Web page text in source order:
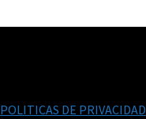
POLITICAS DE PRIVACIDAD